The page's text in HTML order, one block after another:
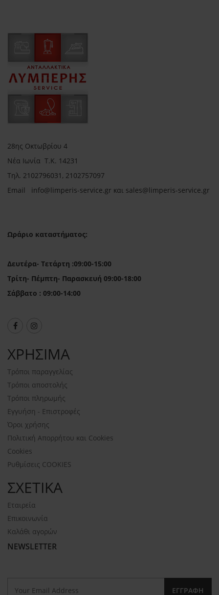
28ης Οκτωβρίου 4
Νέα Ιωνία Τ.Κ. 14231
Τηλ. 2102796031, 2102757097
Email info@limperis-service.gr και sales@limperis-service.gr
Ωράριο καταστήματος:
Δευτέρα- Τετάρτη :09:00-15:00
Τρίτη- Πέμπτη- Παρασκευή 09:00-18:00
Σάββατο : 09:00-14:00
ΧΡΗΣΙΜΑ
Τρόποι παραγγελίας
Τρόποι αποστολής
Τρόποι πληρωμής
Εγγυήση - Επιστροφές
Όροι χρήσης
Πολιτική Απορρήτου και Cookies
Cookies
Ρυθμίσεις COOKIES
ΣΧΕΤΙΚΑ
Εταιρεία
Επικοινωνία
Καλάθι αγορών
NEWSLETTER
ΕΓΓΡΑΦΉ